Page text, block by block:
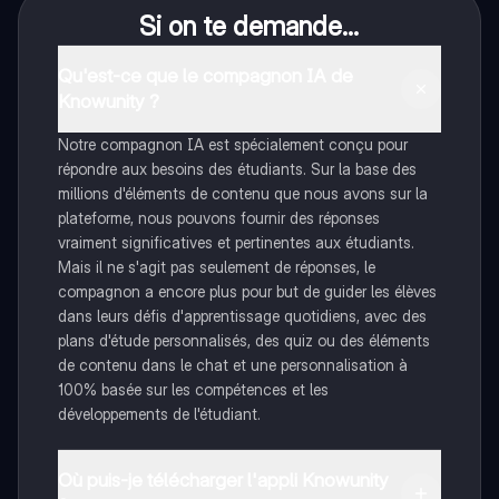
Si on te demande...
Notre compagnon IA est spécialement conçu pour
répondre aux besoins des étudiants. Sur la base des
millions d'éléments de contenu que nous avons sur la
plateforme, nous pouvons fournir des réponses
vraiment significatives et pertinentes aux étudiants.
Mais il ne s'agit pas seulement de réponses, le
compagnon a encore plus pour but de guider les élèves
dans leurs défis d'apprentissage quotidiens, avec des
plans d'étude personnalisés, des quiz ou des éléments
de contenu dans le chat et une personnalisation à
100% basée sur les compétences et les
développements de l'étudiant.